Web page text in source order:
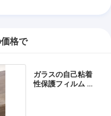
格で
ガラスの自己粘着
性保護フィルム 厚